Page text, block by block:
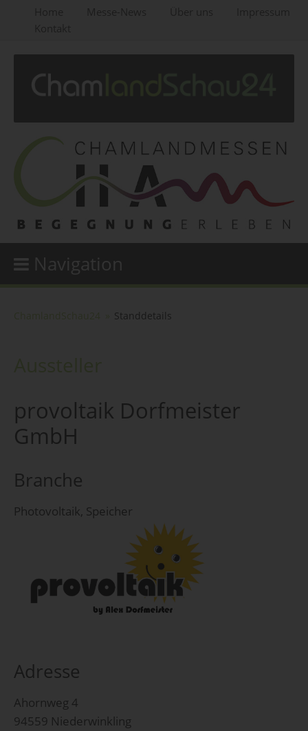
Navigation
Standdetails
provoltaik Dorfmeister
GmbH
Branche
Photovoltaik, Speicher
Adresse
Ahornweg 4
94559 Niederwinkling